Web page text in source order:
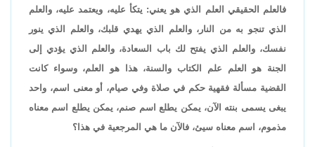
فالعلم الحقيقي العلم الذي هو يعني: يتكأ عليه، ويعتمد عليه، والعلم
الذي تنجو به من النار، والعلم الذي يهدي قلبك، والعلم الذي ينور
نفسك، والعلم الذي يفتح لك باب السعادة، والعلم الذي يؤدي إلى
الجنة هو العلم علم الكتاب والسنة، هذا هو العلم، وسواء كانت
القضية مسألة فقهية حكم في صلاة وفي صيام، أو معنى اسم، واحد
يبغى يسمى بنته الآن، يمكن يطلع اسم صنم، يمكن يطلع اسم معناه
مذموم، اسم معناه سيئ، فالآن ما هي المرجعية في هذا؟